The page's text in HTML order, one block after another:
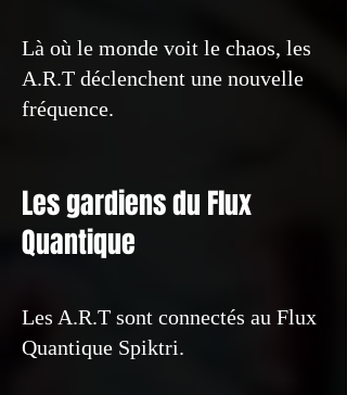
Là où le monde voit le chaos, les
A.R.T déclenchent une nouvelle
fréquence.
Les gardiens du Flux
Quantique
Les A.R.T sont connectés au Flux
Quantique Spiktri.